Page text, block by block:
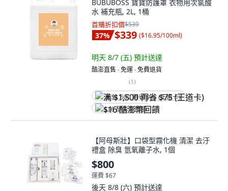
BUBUBOSS 寶寶防護罩 衣物用次氯酸
水 補充瓶, 2L, 1桶
首購折扣價$539
37% $339 ($16.95/100ml)
明天 8/7 (五) 預計送達
酷澎直售 ∙ 免運 ∙ 免費退貨
(1)
满 $1,500 再省 $75 (王道卡)
$16 酷澎幣回饋
【阿母斯壯】口袋型霧化機 清潔 去汙
禮盒 除臭 氫氧離子水, 1個
$800
運費 $67
後天 8/8 (六) 預計送達